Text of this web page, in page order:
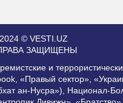
© VESTI.UZ
ЗАЩИЩЕНЫ
и
«Правый сектор»,
ан-Нусра»), Национал-